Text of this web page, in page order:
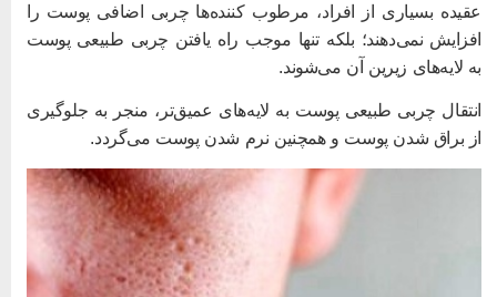
بسیاری از افراد، مرطوب کننده‌ها چربی اضافی پوست را
نمی‌دهند؛ بلکه تنها موجب راه یافتن چربی طبیعی پوست
لایه‌های زیرین آن می‌شوند.
چربی طبیعی پوست به لایه‌های عمیق‌تر، منجر به جلوگیری
براق شدن پوست و همچنین نرم شدن پوست می‌گردد.